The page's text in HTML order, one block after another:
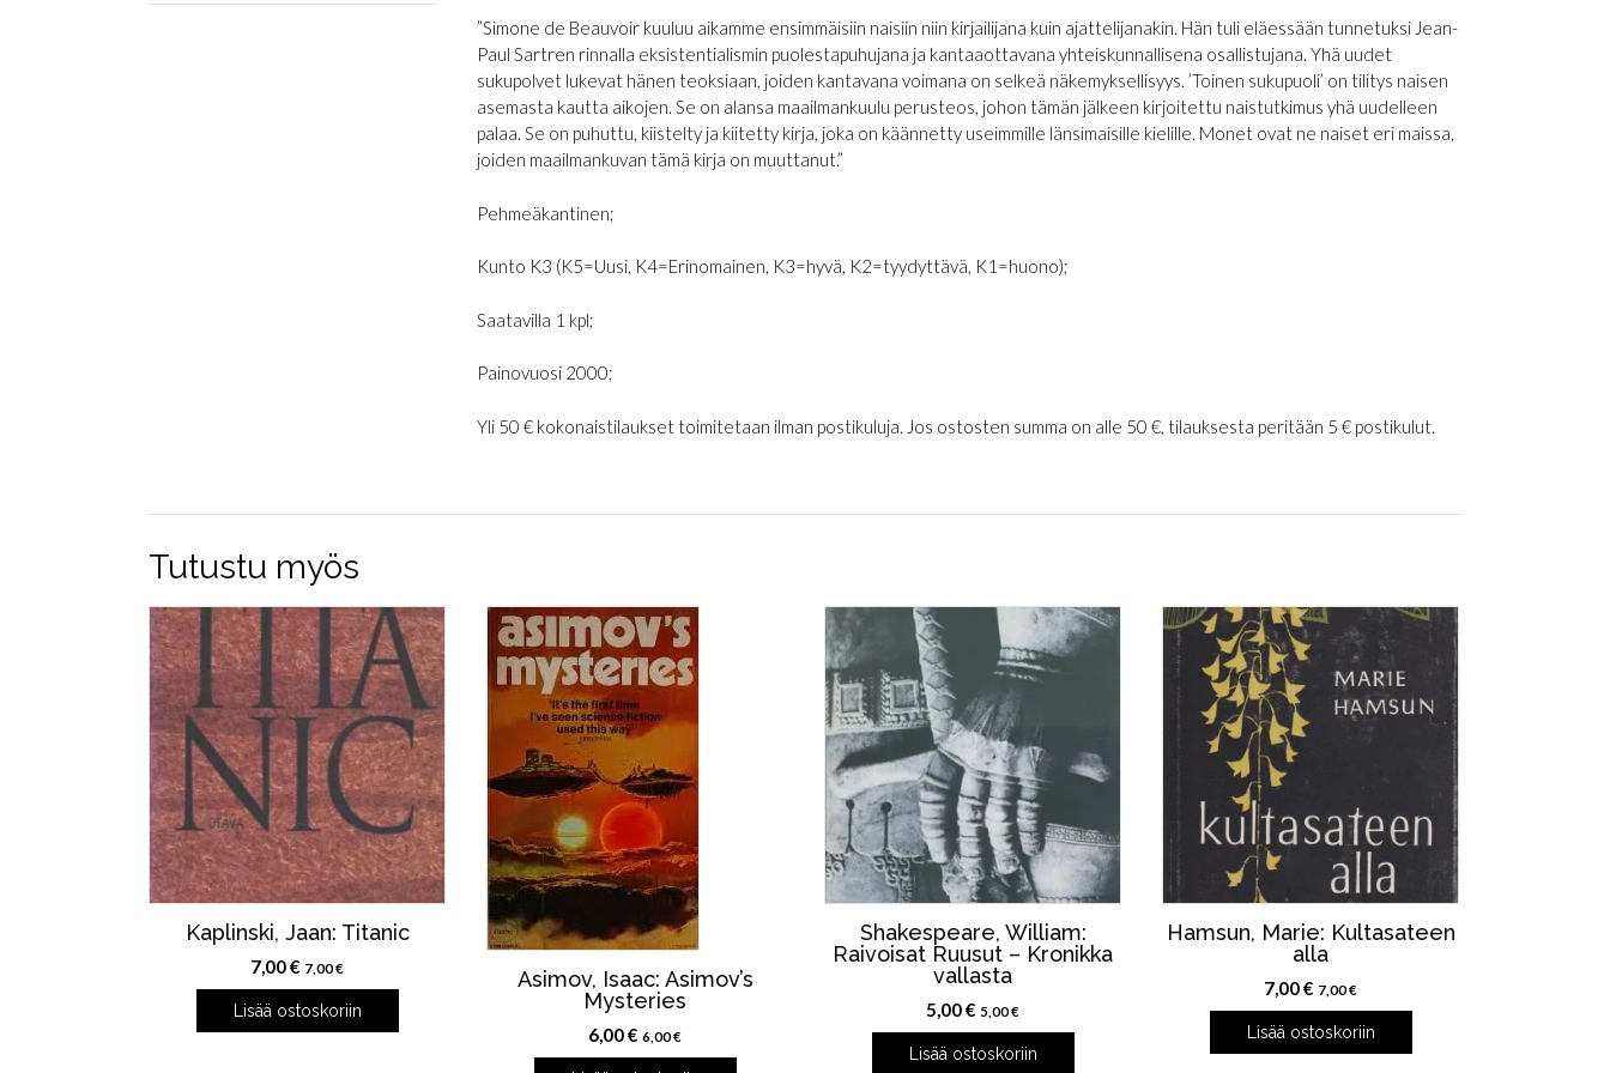
”Simone de Beauvoir kuuluu aikamme ensimmäisiin naisiin niin kirjailijana kuin ajattelijanakin. Hän tuli eläessään tunnetuksi Jean-
Paul Sartren rinnalla eksistentialismin puolestapuhujana ja kantaaottavana yhteiskunnallisena osallistujana. Yhä uudet
sukupolvet lukevat hänen teoksiaan, joiden kantavana voimana on selkeä näkemyksellisyys. ’Toinen sukupuoli’ on tilitys naisen
asemasta kautta aikojen. Se on alansa maailmankuulu perusteos, johon tämän jälkeen kirjoitettu naistutkimus yhä uudelleen
palaa. Se on puhuttu, kiistelty ja kiitetty kirja, joka on käännetty useimmille länsimaisille kielille. Monet ovat ne naiset eri maissa,
joiden maailmankuvan tämä kirja on muuttanut.”
Pehmeäkantinen;
Kunto K3 (K5=Uusi, K4=Erinomainen, K3=hyvä, K2=tyydyttävä, K1=huono);
Saatavilla 1 kpl;
Painovuosi 2000;
Yli 50 € kokonaistilaukset toimitetaan ilman postikuluja. Jos ostosten summa on alle 50 €, tilauksesta peritään 5 € postikulut.
Tutustu myös
Kaplinski, Jaan: Titanic
7,00€ 7,00€
Lisää ostoskoriin
Asimov, Isaac: Asimov’s
Mysteries
6,00€ 6,00€
Shakespeare, William:
Raivoisat Ruusut – Kronikka
vallasta
5,00€ 5,00€
Lisää ostoskoriin
Hamsun, Marie: Kultasateen
alla
7,00€ 7,00€
Lisää ostoskoriin